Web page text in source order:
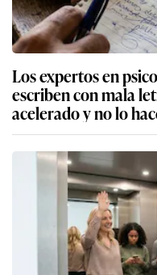
Los expertos en
escriben con mala
acelerado y no lo